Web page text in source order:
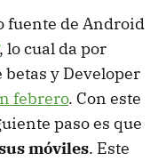
fuente de Android
, lo cual da por
y Developer
febrero. Con este
paso es que
móviles. Este